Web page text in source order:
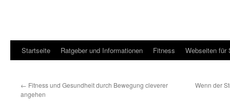
Startseite Ratgeber und Informationen Fitness Webseiten für
← Fitness und Gesundheit durch Bewegung cleverer
angehen
Wenn der